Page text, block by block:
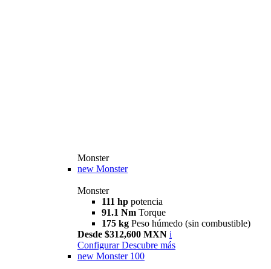
Monster
new Monster
Monster
111 hp potencia
91.1 Nm Torque
175 kg Peso húmedo (sin combustible)
Desde $312,600 MXN i
Configurar Descubre más
new Monster 100